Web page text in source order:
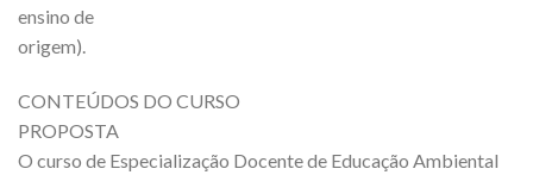
ensino de
origem).
CONTEÚDOS DO CURSO
PROPOSTA
O curso de Especialização Docente de Educação Ambiental